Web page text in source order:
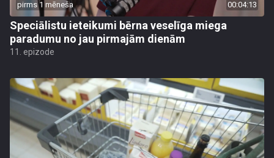
pirms 1 mēneša 00:04:13
Speciālistu ieteikumi bērna veselīga miega
paradumu no jau pirmajām dienām
11. epizode